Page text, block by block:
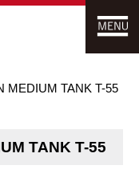
MEDIUM TANK T-55
TANK T-55